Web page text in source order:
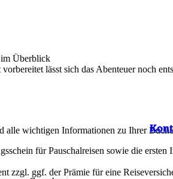
Überblick
lässt sich das Abenteuer noch
alle wichtigen Informationen zu Ihrer
für Pauschalreisen sowie die ersten
zzgl. ggf. der Prämie für eine